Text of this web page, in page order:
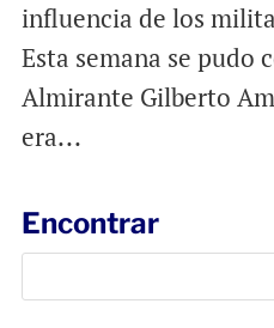
influencia de los
Esta semana se pudo
Almirante Gilberto
era...
Encontrar